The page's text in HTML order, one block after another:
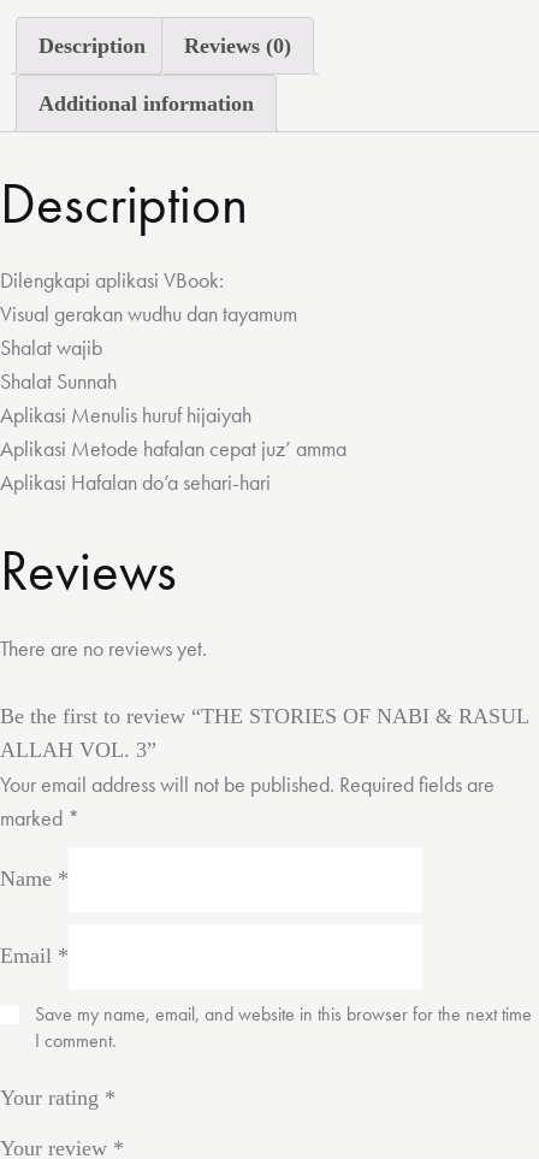
RASUL
ALLAH
VOL.
Description Reviews (0)
Additional information
Description
Dilengkapi aplikasi VBook:
Visual gerakan wudhu dan tayamum
Shalat wajib
Shalat Sunnah
Aplikasi Menulis huruf hijaiyah
Aplikasi Metode hafalan cepat juz’ amma
Aplikasi Hafalan do’a sehari-hari
Reviews
There are no reviews yet.
Be the first to review “THE STORIES OF NABI & RASUL
ALLAH VOL. 3”
Your email address will not be published. Required fields are
marked *
Name *
Email *
Save my name, email, and website in this browser for the next time
I comment.
Your rating *
Your review *